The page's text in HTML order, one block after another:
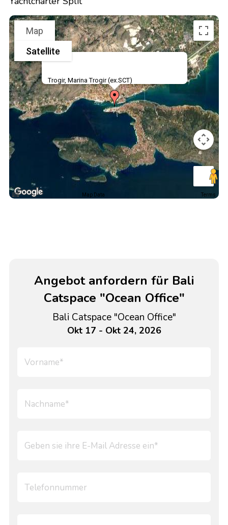
Trogir, Marina Trogir (ex.SCT)
Map
Satellite
Map Data Terms
Angebot anfordern für Bali
Catspace "Ocean Office"
Bali Catspace "Ocean Office"
Okt 17 - Okt 24, 2026